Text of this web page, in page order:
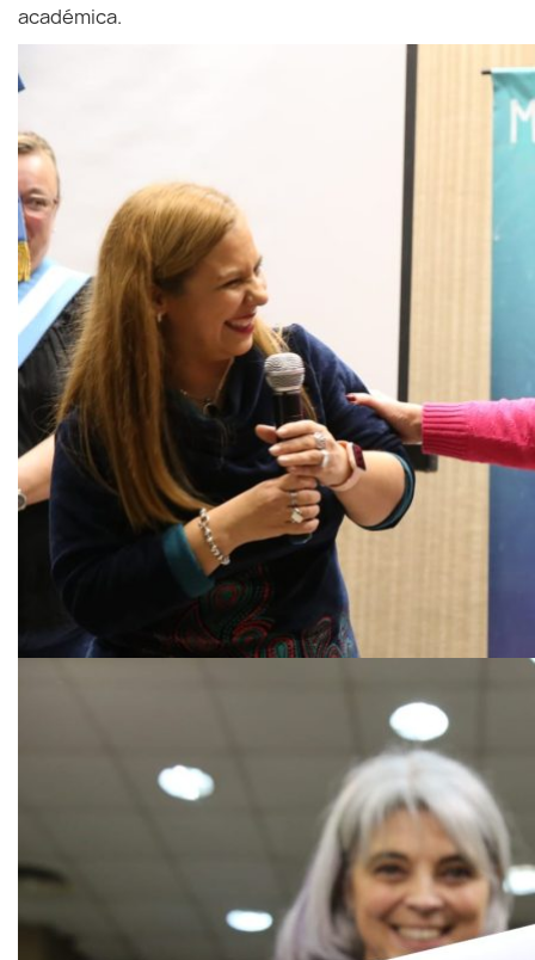
académica.